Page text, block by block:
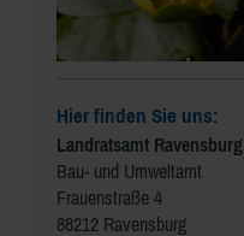
Hier finden Sie uns:
Landratsamt Ravensburg
Bau- und Umweltamt
Frauenstraße 4
88212 Ravensburg